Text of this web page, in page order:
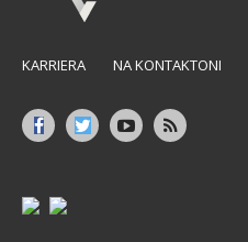
KARRIERA NA KONTAKTONI